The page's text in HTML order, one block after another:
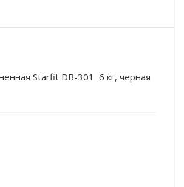
Starfit DB-301 6 кг, черная